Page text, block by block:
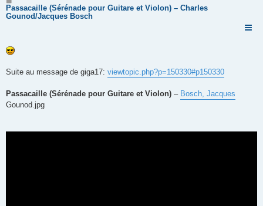
e
s
e
Passacaille (Sérénade pour Guitare et Violon) – Charles
Gounod/Jacques Bosch
Suite au message de giga17: viewtopic.php?p=150330#p150330
Passacaille (Sérénade pour Guitare et Violon) – Bosch, Jacques
Gounod.jpg